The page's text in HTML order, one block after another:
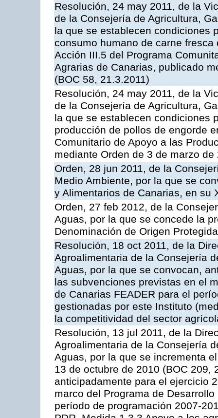
Resolución, 24 may 2011, de la
de la Consejería de Agricultura,
la que se establecen condiciones
consumo humano de carne
Acción III.5 del Programa
Agrarias de Canarias, publicado
(BOC 58, 21.3.2011)
Resolución, 24 may 2011, de la
de la Consejería de Agricultura,
la que se establecen condiciones
producción de pollos de engorde
Comunitario de Apoyo a las
mediante Orden de 3 de marzo de
Orden, 28 jun 2011, de la
Medio Ambiente, por la que se
y Alimentarios de Canarias, en su
Orden, 27 feb 2012, de la
Aguas, por la que se concede la
Denominación de Origen
Resolución, 18 oct 2011, de la
Agroalimentaria de la Consejería
Aguas, por la que se convocan,
las subvenciones previstas en el
de Canarias FEADER para el
gestionadas por este Instituto
la competitividad del sector
Resolución, 13 jul 2011, de la
Agroalimentaria de la Consejería
Aguas, por la que se incrementa
13 de octubre de 2010 (BOC 209,
anticipadamente para el ejercicio
marco del Programa de
período de programación 2007-